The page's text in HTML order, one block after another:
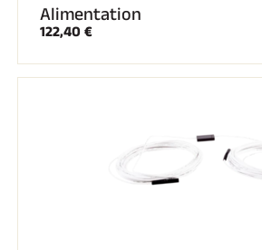
Alimentation
122,40 €